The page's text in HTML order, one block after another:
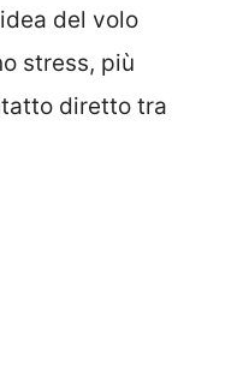
del volo
stress, più
diretto tra